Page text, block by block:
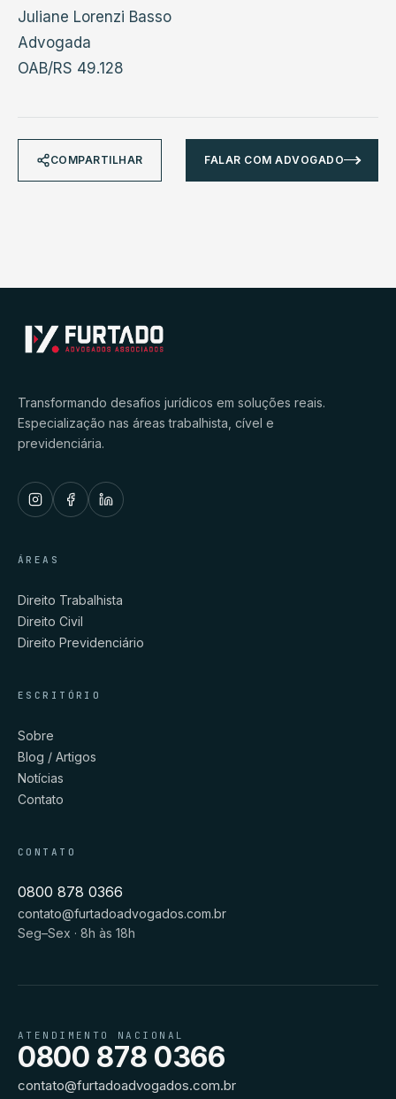
Juliane Lorenzi Basso
Advogada
OAB/RS 49.128
COMPARTILHAR FALAR COM ADVOGADO
Transformando desafios jurídicos em soluções reais.
Especialização nas áreas trabalhista, cível e
previdenciária.
ÁREAS
Direito Trabalhista
Direito Civil
Direito Previdenciário
ESCRITÓRIO
Sobre
Blog / Artigos
Notícias
Contato
CONTATO
0800 878 0366
contato@furtadoadvogados.com.br
Seg–Sex · 8h às 18h
ATENDIMENTO NACIONAL
0800 878 0366
contato@furtadoadvogados.com.br